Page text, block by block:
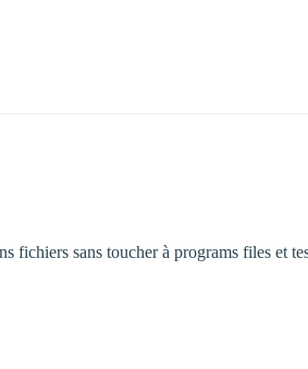
fichiers sans toucher à programs files et